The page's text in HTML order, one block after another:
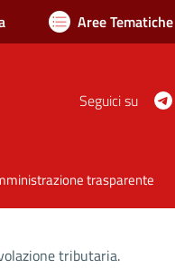
Aree Tematiche
Seguici su
trasparente
tributaria.